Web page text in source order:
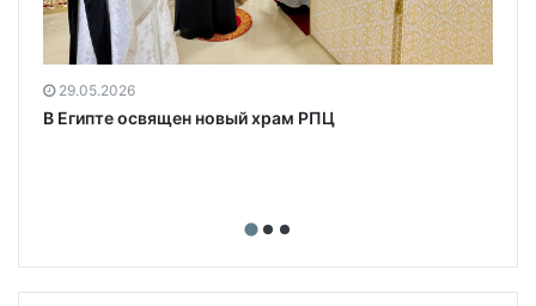
29.05.2026
В Египте освящен новый храм РПЦ